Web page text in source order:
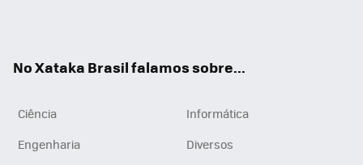
No Xataka Brasil falamos sobre...
Ciência
Informática
Engenharia
Diversos